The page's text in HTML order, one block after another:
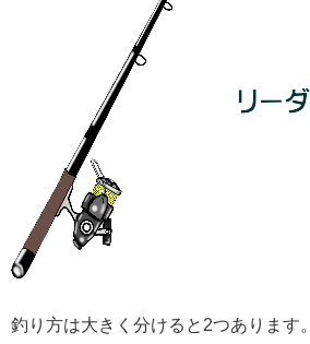
釣り方は大きく分けると2つあります。